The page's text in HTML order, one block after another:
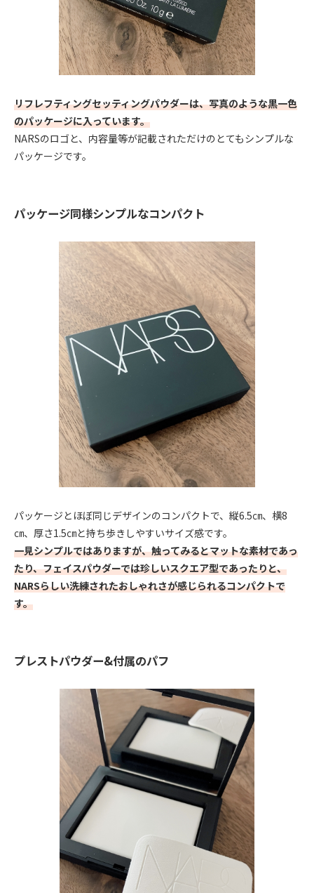
リフレフティングセッティングパウダーは、写真のような黒一色
のパッケージに入っています。
NARSのロゴと、内容量等が記載されただけのとてもシンプルな
パッケージです。
パッケージ同様シンプルなコンパクト
パッケージとほぼ同じデザインのコンパクトで、縦6.5㎝、横8
㎝、厚さ1.5㎝と持ち歩きしやすいサイズ感です。
一見シンプルではありますが、触ってみるとマットな素材であっ
たり、フェイスパウダーでは珍しいスクエア型であったりと、
NARSらしい洗練されたおしゃれさが感じられるコンパクトで
す。
プレストパウダー&付属のパフ